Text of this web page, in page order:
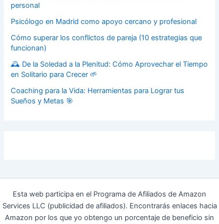
personal
Psicólogo en Madrid como apoyo cercano y profesional
Cómo superar los conflictos de pareja (10 estrategias que
funcionan)
🕰️ De la Soledad a la Plenitud: Cómo Aprovechar el Tiempo
en Solitario para Crecer 🌱
Coaching para la Vida: Herramientas para Lograr tus
Sueños y Metas 🎯
Esta web participa en el Programa de Afiliados de Amazon
Services LLC (publicidad de afiliados). Encontrarás enlaces hacia
Amazon por los que yo obtengo un porcentaje de beneficio sin